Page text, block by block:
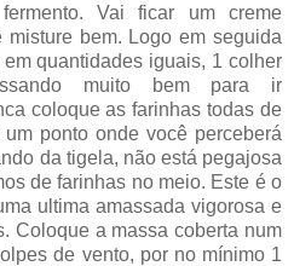
Vai ficar um creme
bem. Logo em seguida
quantidades iguais, 1 colher
muito bem para ir
coloque as farinhas todas de
ponto onde você perceberá
da tigela, não está pegajosa
de farinhas no meio. Este é o
ultima amassada vigorosa e
Coloque a massa coberta num
de vento, por no mínimo 1